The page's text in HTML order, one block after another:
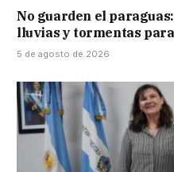
No guarden el
lluvias y tormentas
5 de agosto de 2026